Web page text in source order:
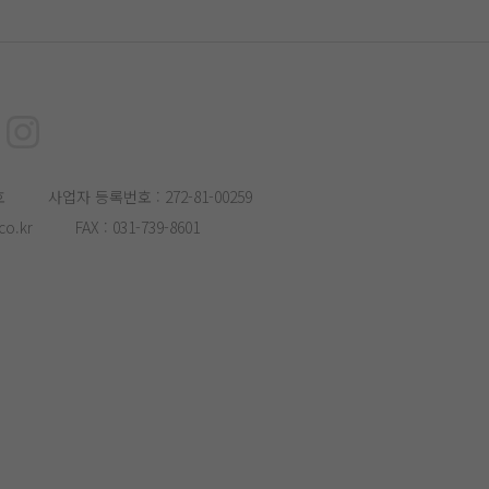
사업자 등록번호 : 272-81-00259
FAX : 031-739-8601